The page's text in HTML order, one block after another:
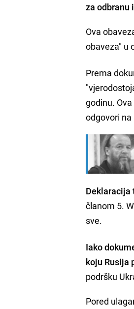
za odbranu
Ova
obaveza" u
Prema
godinu.
odgovori
Deklaracija
članom 5.
sve.
Iako
koju Rusija
podršku
Pored